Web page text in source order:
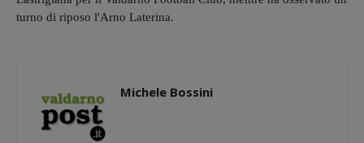
turno di riposo l'Arno Laterina.
Michele Bossini